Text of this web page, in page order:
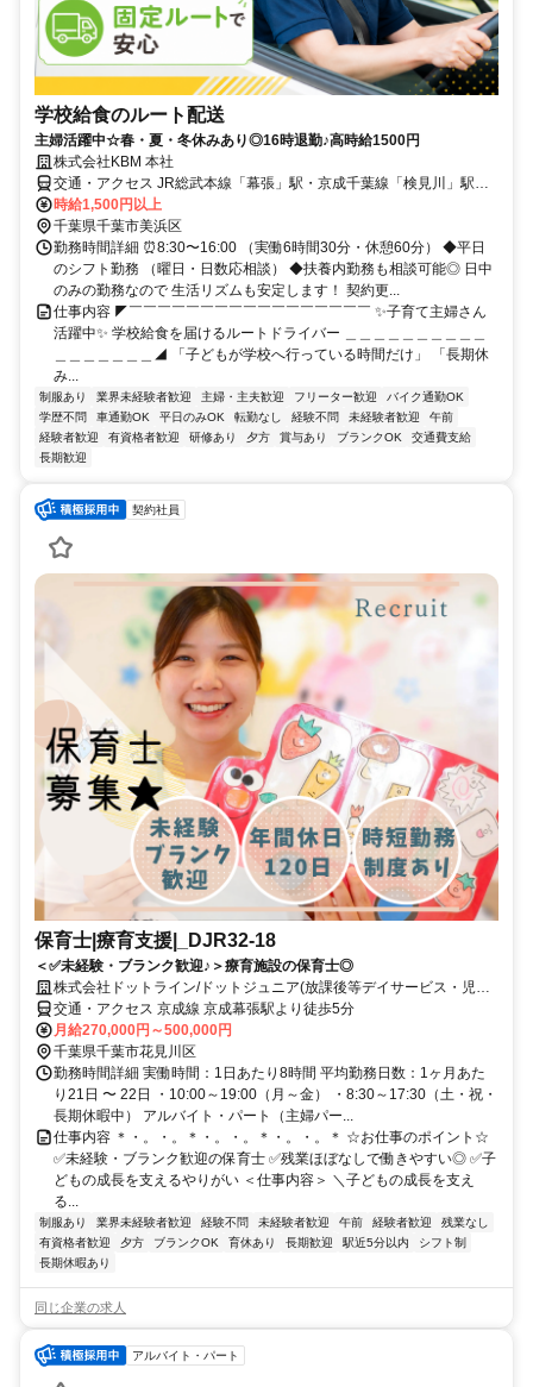
学校給食のルート配送
主婦活躍中☆春・夏・冬休みあり◎16時退勤♪高時給1500円
株式会社KBM 本社
交通・アクセス JR総武本線「幕張」駅・京成千葉線「検見川」駅か
ら車7～8分／車・バイク通勤OK
時給1,500円以上
千葉県千葉市美浜区
勤務時間詳細 ⏰8:30〜16:00 （実働6時間30分・休憩60分） ◆平日
のシフト勤務 （曜日・日数応相談） ◆扶養内勤務も相談可能◎ 日中
のみの勤務なので 生活リズムも安定します！ 契約更...
仕事内容 ◤￣￣￣￣￣￣￣￣￣￣￣￣￣￣￣￣￣ ✨子育て主婦さん
活躍中✨ 学校給食を届けるルートドライバー ＿＿＿＿＿＿＿＿＿＿
＿＿＿＿＿＿＿◢ 「子どもが学校へ行っている時間だけ」 「長期休
み...
制服あり 業界未経験者歓迎 主婦・主夫歓迎 フリーター歓迎
バイク通勤OK
学歴不問
車通勤OK 平日のみOK 転勤なし 経験不問 未経験者歓迎
午前
経験者歓迎
有資格者歓迎 研修あり 夕方 賞与あり ブランクOK
交通費支給
長期歓迎
契約社員
保育士|療育支援|_DJR32-18
＜✅未経験・ブランク歓迎♪＞療育施設の保育士◎
株式会社ドットライン/ドットジュニア(放課後等デイサービス・児童
発達支援) 幕張第1教室
交通・アクセス 京成線 京成幕張駅より徒歩5分
月給270,000円～500,000円
千葉県千葉市花見川区
勤務時間詳細 実働時間：1日あたり8時間 平均勤務日数：1ヶ月あた
り21日 〜 22日 ・10:00～19:00（月～金） ・8:30～17:30（土・祝・
長期休暇中） アルバイト・パート（主婦パー...
仕事内容 ＊・。・。＊・。・。＊・。・。＊ ☆お仕事のポイント☆
✅未経験・ブランク歓迎の保育士 ✅残業ほぼなしで働きやすい◎ ✅子
どもの成長を支えるやりがい ＜仕事内容＞ ＼子どもの成長を支え
る...
制服あり 業界未経験者歓迎 経験不問 未経験者歓迎 午前 経験者歓迎
残業なし
有資格者歓迎
夕方 ブランクOK 育休あり 長期歓迎 駅近5分以内
シフト制
長期休暇あり
同じ企業の求人
アルバイト・パート